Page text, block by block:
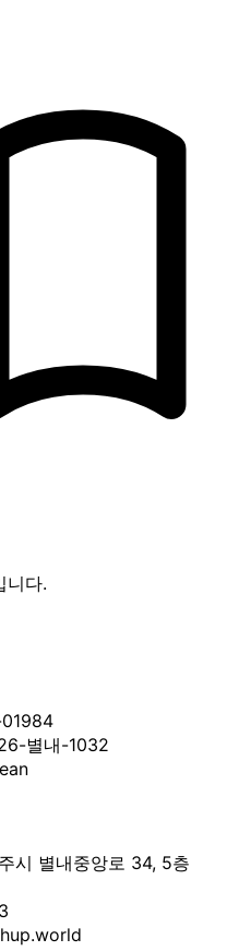
니다.
별내-1032
시 별내중앙로 34, 5층